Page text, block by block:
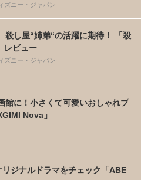
ズニー・ジャパン
殺し屋“姉弟“の活躍に期待！ 「殺
レビュー
ズニー・ジャパン
館に！小さくて可愛いおしゃれプ
Nova」
ジナルドラマをチェック「ABE